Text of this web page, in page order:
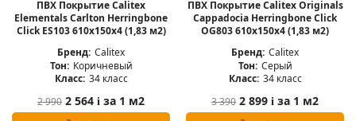
ПВХ Покрытие Calitex
Elementals Carlton Herringbone
Click ES103 610x150x4 (1,83 м2)
Бренд: Calitex
Тон: Коричневый
Класс: 34 класс
2 990 2 564 i за 1 м2
ПВХ Покрытие Calitex Originals
Cappadocia Herringbone Click
OG803 610x150x4 (1,83 м2)
Бренд: Calitex
Тон: Серый
Класс: 34 класс
3 390 2 899 i за 1 м2